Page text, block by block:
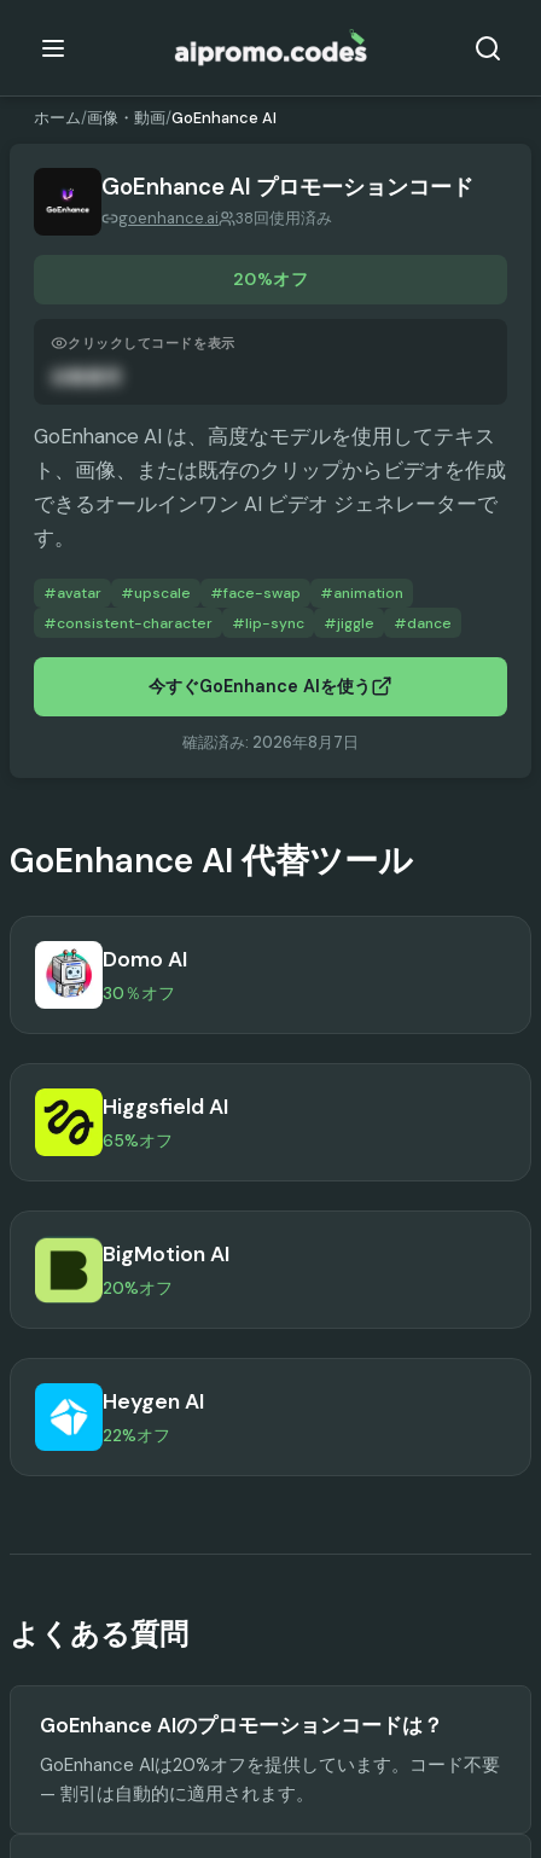
ホーム/画像・動画/GoEnhance AI
GoEnhance AI プロモーションコード
goenhance.ai 38回使用済み
20%オフ
クリックしてコードを表示
自動適用
GoEnhance AI は、高度なモデルを使用してテキス
ト、画像、または既存のクリップからビデオを作成
できるオールインワン AI ビデオ ジェネレーターで
す。
#avatar #upscale #face-swap #animation
#consistent-character #lip-sync #jiggle #dance
今すぐGoEnhance AIを使う
確認済み: 2026年8月7日
GoEnhance AI 代替ツール
Domo AI
30％オフ
Higgsfield AI
65%オフ
BigMotion AI
20%オフ
Heygen AI
22%オフ
よくある質問
GoEnhance AIのプロモーションコードは？
GoEnhance AIは20%オフを提供しています。コード不要
— 割引は自動的に適用されます。